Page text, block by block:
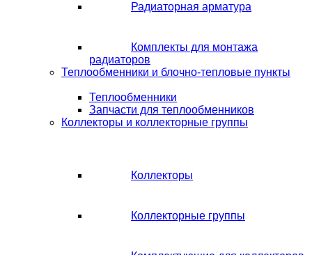
Радиаторная арматура
Комплекты для монтажа
радиаторов
Теплообменники и блочно-тепловые пункты
Теплообменники
Запчасти для теплообменников
Коллекторы и коллекторные группы
Коллекторы
Коллекторные группы